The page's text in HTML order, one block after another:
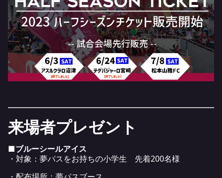
来場者プレゼント
■ブルーシールアイス
・対象：夢パスをお持ちの小学生 先着200名様